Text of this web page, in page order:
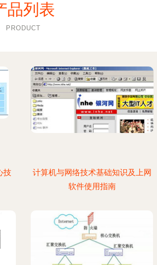
品列表
PRODUCT
技
计算机与网络技术基础知识及上网
软件使用指南